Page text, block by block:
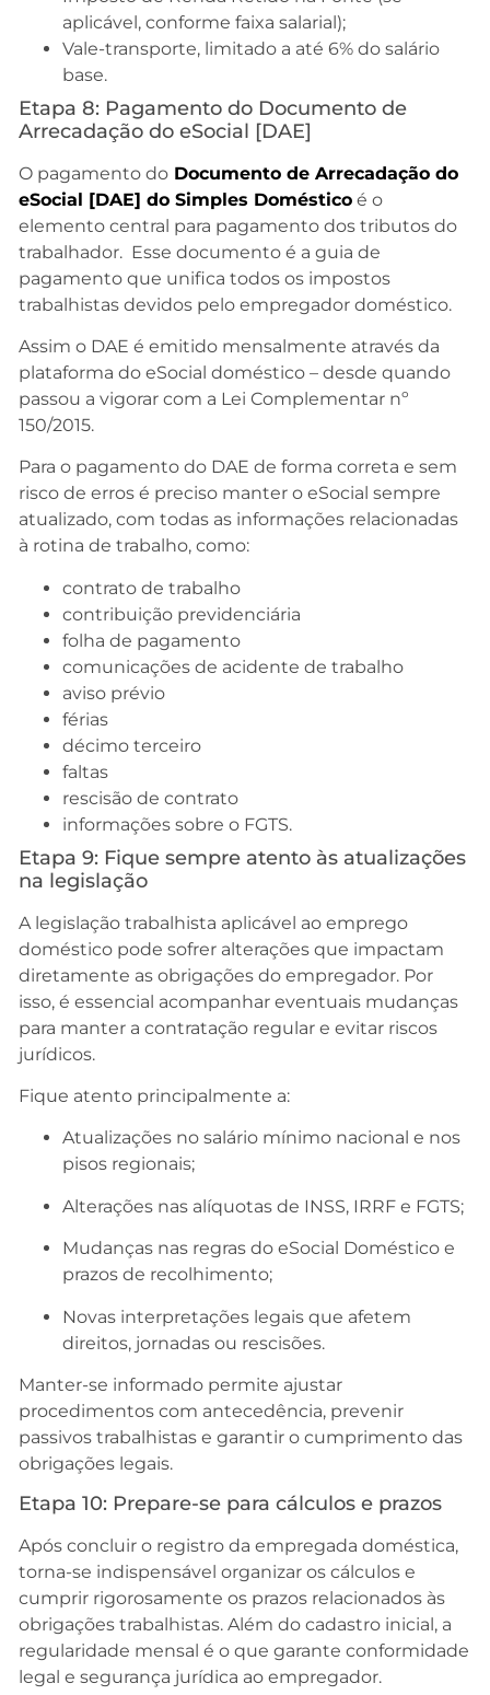
aplicável, conforme faixa salarial);
Vale-transporte, limitado a até 6% do salário
base.
Etapa 8: Pagamento do Documento de
Arrecadação do eSocial [DAE]
O pagamento do Documento de Arrecadação do
eSocial [DAE] do Simples Doméstico é o
elemento central para pagamento dos tributos do
trabalhador. Esse documento é a guia de
pagamento que unifica todos os impostos
trabalhistas devidos pelo empregador doméstico.
Assim o DAE é emitido mensalmente através da
plataforma do eSocial doméstico – desde quando
passou a vigorar com a Lei Complementar nº
150/2015.
Para o pagamento do DAE de forma correta e sem
risco de erros é preciso manter o eSocial sempre
atualizado, com todas as informações relacionadas
à rotina de trabalho, como:
contrato de trabalho
contribuição previdenciária
folha de pagamento
comunicações de acidente de trabalho
aviso prévio
férias
décimo terceiro
faltas
rescisão de contrato
informações sobre o FGTS.
Etapa 9: Fique sempre atento às atualizações
na legislação
A legislação trabalhista aplicável ao emprego
doméstico pode sofrer alterações que impactam
diretamente as obrigações do empregador. Por
isso, é essencial acompanhar eventuais mudanças
para manter a contratação regular e evitar riscos
jurídicos.
Fique atento principalmente a:
Atualizações no salário mínimo nacional e nos
pisos regionais;
Alterações nas alíquotas de INSS, IRRF e FGTS;
Mudanças nas regras do eSocial Doméstico e
prazos de recolhimento;
Novas interpretações legais que afetem
direitos, jornadas ou rescisões.
Manter-se informado permite ajustar
procedimentos com antecedência, prevenir
passivos trabalhistas e garantir o cumprimento das
obrigações legais.
Etapa 10: Prepare-se para cálculos e prazos
Após concluir o registro da empregada doméstica,
torna-se indispensável organizar os cálculos e
cumprir rigorosamente os prazos relacionados às
obrigações trabalhistas. Além do cadastro inicial, a
regularidade mensal é o que garante conformidade
legal e segurança jurídica ao empregador.